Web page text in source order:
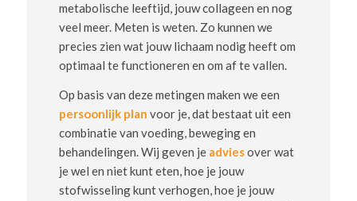
metabolische leeftijd, jouw collageen en nog
veel meer. Meten is weten. Zo kunnen we
precies zien wat jouw lichaam nodig heeft om
optimaal te functioneren en om af te vallen.
Op basis van deze metingen maken we een
persoonlijk plan voor je, dat bestaat uit een
combinatie van voeding, beweging en
behandelingen. Wij geven je adviesover wat
je wel en niet kunt eten, hoe je jouw
stofwisseling kunt verhogen, hoe je jouw